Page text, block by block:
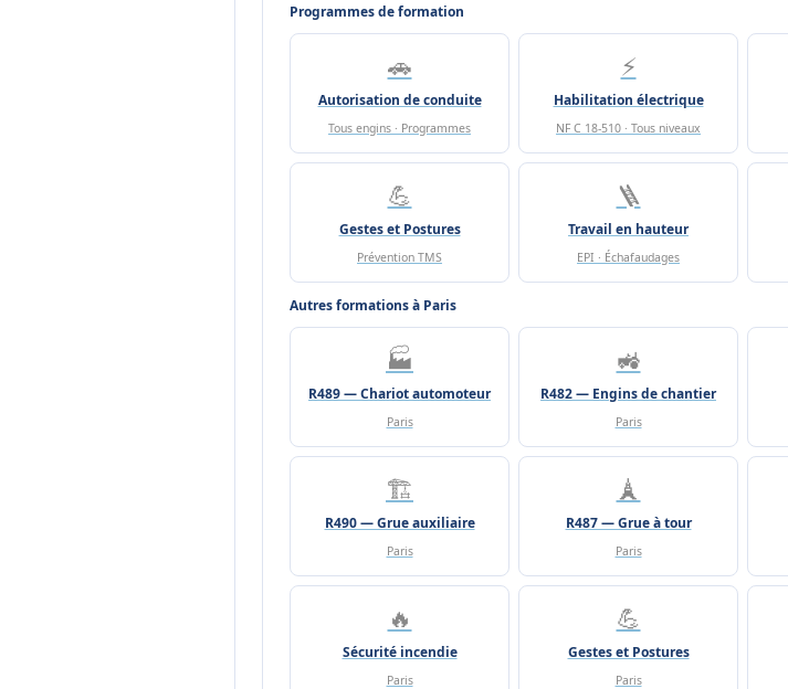
Programmes de formation
🚗
Autorisation de conduite
Tous engins · Programmes
⚡
Habilitation électrique
NF C 18-510 · Tous niveaux
💪
Gestes et Postures
Prévention TMS
🪜
Travail en hauteur
EPI · Échafaudages
Autres formations à Paris
🏭
R489 — Chariot automoteur
Paris
🚜
R482 — Engins de chantier
Paris
🏗️
R490 — Grue auxiliaire
Paris
🗼
R487 — Grue à tour
Paris
🔥
Sécurité incendie
Paris
💪
Gestes et Postures
Paris